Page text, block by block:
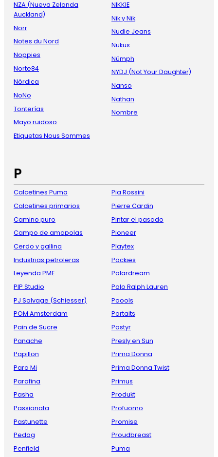
NZA (Nueva Zelanda
Auckland)
Norr
Notes du Nord
Noppies
Norte84
Nórdica
NoNo
Tonterías
Mayo ruidoso
Etiquetas Nous Sommes
NIKKIE
Nik y Nik
Nudie Jeans
Nukus
Nümph
NYDJ (Not Your Daughter)
Nanso
Nathan
Nombre
P
Calcetines Puma
Calcetines primarios
Camino puro
Campo de amapolas
Cerdo y gallina
Industrias petroleras
Leyenda PME
PIP Studio
PJ Salvage (Schiesser)
POM Amsterdam
Pain de Sucre
Panache
Papillon
Para Mi
Parafina
Pasha
Passionata
Pastunette
Pedag
Penfield
Pia Rossini
Pierre Cardin
Pintar el pasado
Pioneer
Playtex
Pockies
Polardream
Polo Ralph Lauren
Poools
Portaits
Postyr
Presly en Sun
Prima Donna
Prima Donna Twist
Primus
Produkt
Profuomo
Promise
Proudbreast
Puma